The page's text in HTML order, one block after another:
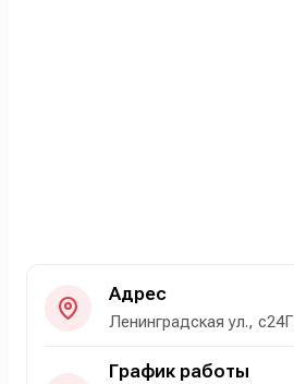
Адрес
Ленинградская ул.,
График работы